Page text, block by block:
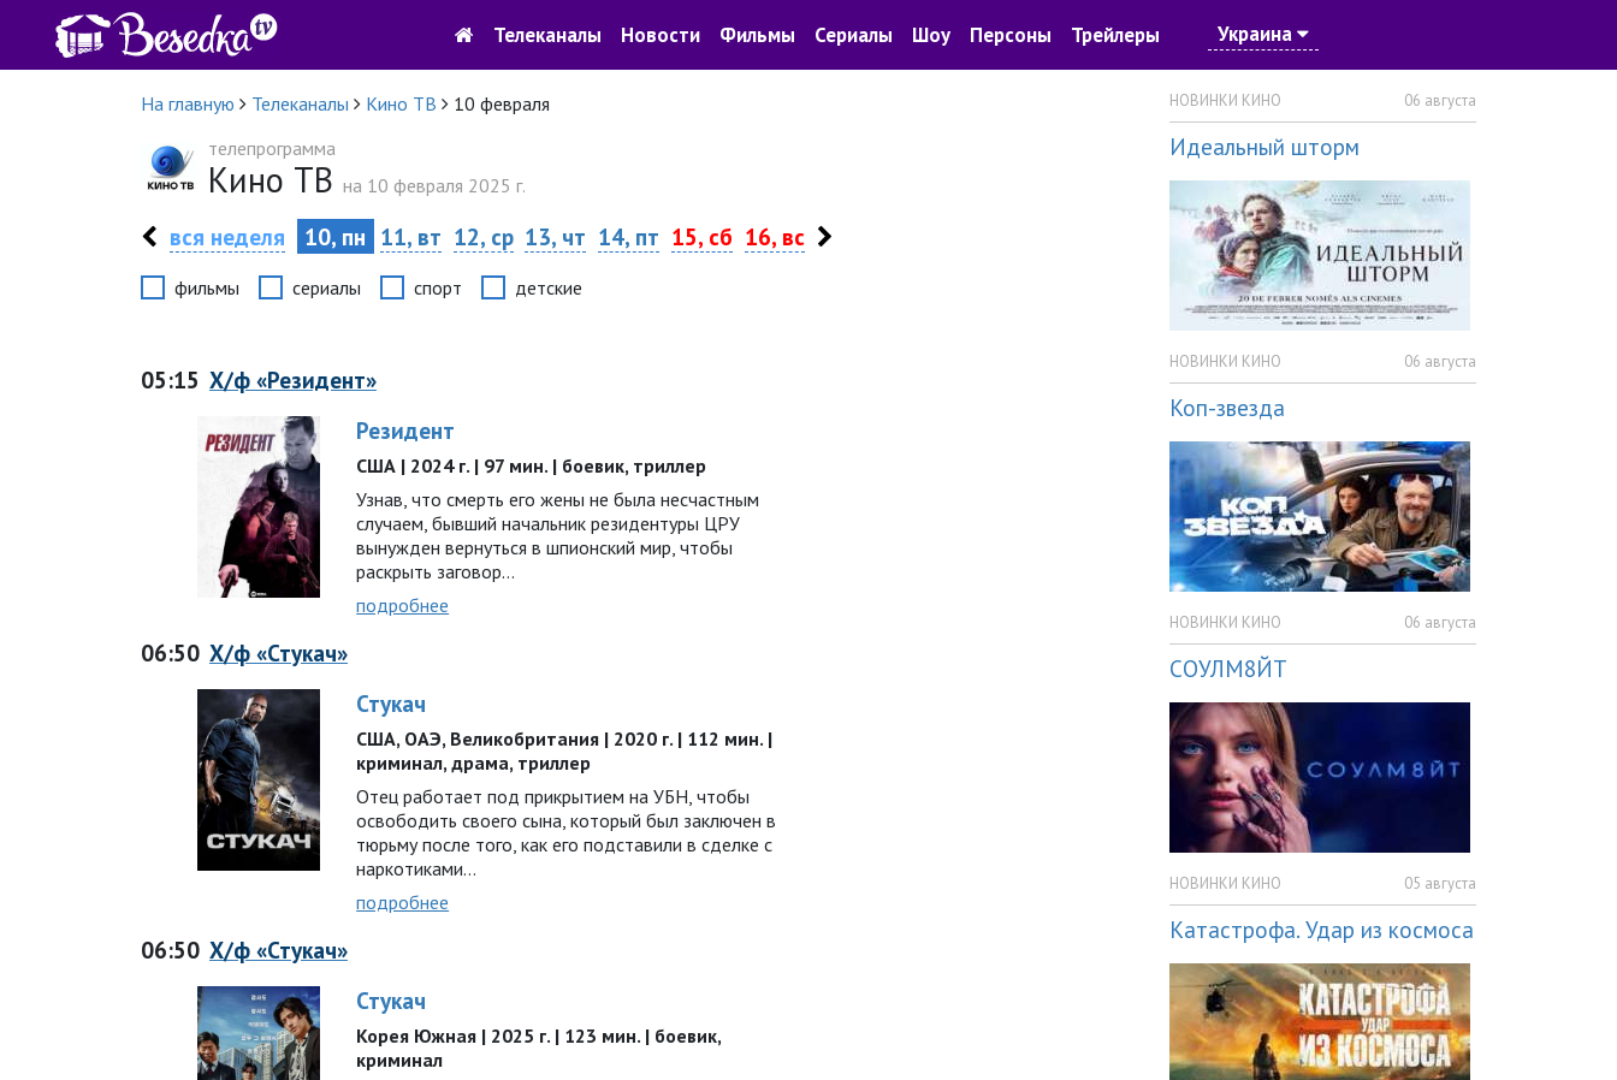
Телеканалы Новости Фильмы Сериалы Шоу Персоны Трейлеры Украина
На главную Телеканалы Кино ТВ
10 февраля
телепрограмма
Кино ТВ на 10 февраля 2025 г.
вся неделя 10, пн 11, вт 12, ср 13, чт 14, пт 15, сб 16, вс
фильмы сериалы спорт детские
05:15 Х/ф «Резидент»
Резидент
США | 2024 г. | 97 мин. | боевик, триллер
Узнав, что смерть его жены не была несчастным
случаем, бывший начальник резидентуры ЦРУ
вынужден вернуться в шпионский мир, чтобы
раскрыть заговор…
подробнее
06:50 Х/ф «Стукач»
Стукач
США, ОАЭ, Великобритания | 2020 г. | 112 мин. |
криминал, драма, триллер
Отец работает под прикрытием на УБН, чтобы
освободить своего сына, который был заключен в
тюрьму после того, как его подставили в сделке с
наркотиками…
подробнее
06:50 Х/ф «Стукач»
Стукач
Корея Южная | 2025 г. | 123 мин. | боевик,
криминал
НОВИНКИ КИНО 06 августа
Идеальный шторм
НОВИНКИ КИНО 06 августа
Коп-звезда
НОВИНКИ КИНО 06 августа
СОУЛМ8ЙТ
НОВИНКИ КИНО 05 августа
Катастрофа. Удар из космоса